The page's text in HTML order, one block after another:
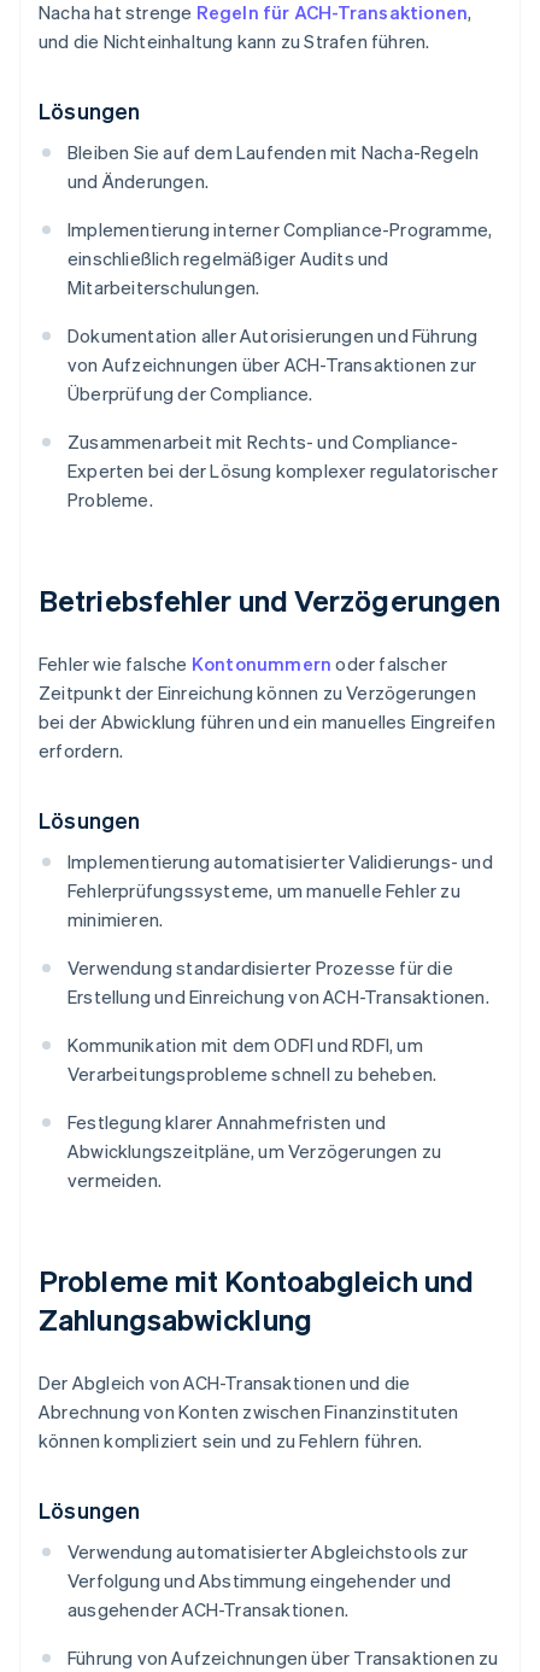
Nacha hat strenge Regeln für ACH-Transaktionen,
und die Nichteinhaltung kann zu Strafen führen.
Lösungen
Bleiben Sie auf dem Laufenden mit Nacha-Regeln
und Änderungen.
Implementierung interner Compliance-Programme,
einschließlich regelmäßiger Audits und
Mitarbeiterschulungen.
Dokumentation aller Autorisierungen und Führung
von Aufzeichnungen über ACH-Transaktionen zur
Überprüfung der Compliance.
Zusammenarbeit mit Rechts- und Compliance-
Experten bei der Lösung komplexer regulatorischer
Probleme.
Betriebsfehler und Verzögerungen
Fehler wie falsche Kontonummern oder falscher
Zeitpunkt der Einreichung können zu Verzögerungen
bei der Abwicklung führen und ein manuelles Eingreifen
erfordern.
Lösungen
Implementierung automatisierter Validierungs- und
Fehlerprüfungssysteme, um manuelle Fehler zu
minimieren.
Verwendung standardisierter Prozesse für die
Erstellung und Einreichung von ACH-Transaktionen.
Kommunikation mit dem ODFI und RDFI, um
Verarbeitungsprobleme schnell zu beheben.
Festlegung klarer Annahmefristen und
Abwicklungszeitpläne, um Verzögerungen zu
vermeiden.
Probleme mit Kontoabgleich und
Zahlungsabwicklung
Der Abgleich von ACH-Transaktionen und die
Abrechnung von Konten zwischen Finanzinstituten
können kompliziert sein und zu Fehlern führen.
Lösungen
Verwendung automatisierter Abgleichstools zur
Verfolgung und Abstimmung eingehender und
ausgehender ACH-Transaktionen.
Führung von Aufzeichnungen über Transaktionen zu